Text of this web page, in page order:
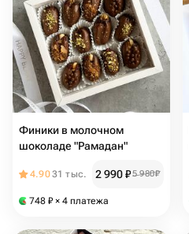
Финики в молочном
шоколаде "Рамадан"
4.9031 тыс. 2 990₽5 980₽
748 ₽ × 4 платежа